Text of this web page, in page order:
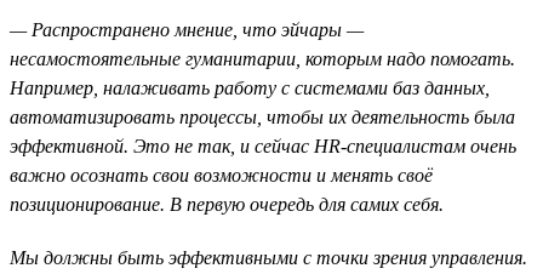
— Распространено мнение, что эйчары —
несамостоятельные гуманитарии, которым надо помогать.
Например, налаживать работу с системами баз данных,
автоматизировать процессы, чтобы их деятельность была
эффективной. Это не так, и сейчас HR-специалистам очень
важно осознать свои возможности и менять своё
позиционирование. В первую очередь для самих себя.
Мы должны быть эффективными с точки зрения управления.